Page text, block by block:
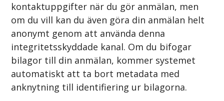
kontaktuppgifter när du gör anmälan, men
om du vill kan du även göra din anmälan helt
anonymt genom att använda denna
integritetsskyddade kanal. Om du bifogar
bilagor till din anmälan, kommer systemet
automatiskt att ta bort metadata med
anknytning till identifiering ur bilagorna.